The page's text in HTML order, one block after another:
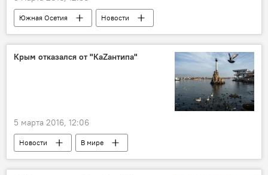
Южная Осетия Новости
Крым отказался от "КаZантипа"
5 марта 2016, 12:06
Новости В мире